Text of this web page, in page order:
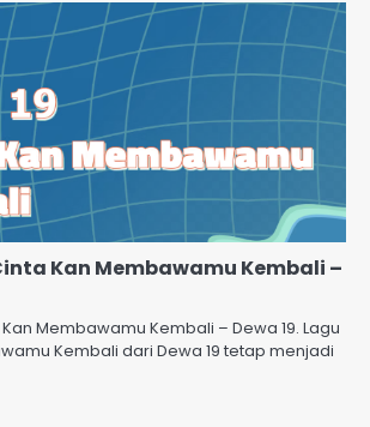
Kan Membawamu Kembali –
Membawamu Kembali – Dewa 19. Lagu
Kembali dari Dewa 19 tetap menjadi